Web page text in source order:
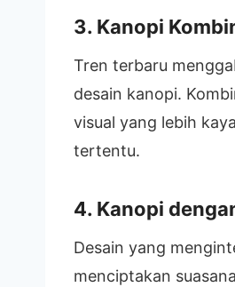
3. Kanopi
Tren terbaru
desain kanopi.
visual yang lebih
tertentu.
4. Kanopi
Desain yang
menciptakan